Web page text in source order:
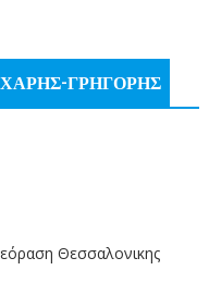
ΓΡΗΓΟΡΗΣ
Θεσσαλονικης